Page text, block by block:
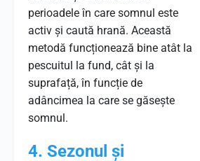
perioadele în care somnul este
activ și caută hrană. Această
metodă funcționează bine atât la
pescuitul la fund, cât și la
suprafață, în funcție de
adâncimea la care se găsește
somnul.
4. Sezonul și